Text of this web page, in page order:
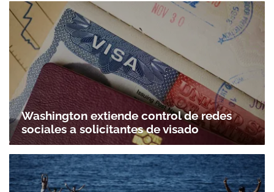
Washington extiende control de redes
sociales a solicitantes de visado